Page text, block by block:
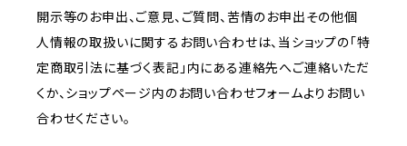
開示等のお申出、ご意見、ご質問、苦情のお申出その他個
人情報の取扱いに関するお問い合わせは、当ショップの「特
定商取引法に基づく表記」内にある連絡先へご連絡いただ
くか、ショップページ内のお問い合わせフォームよりお問い
合わせください。